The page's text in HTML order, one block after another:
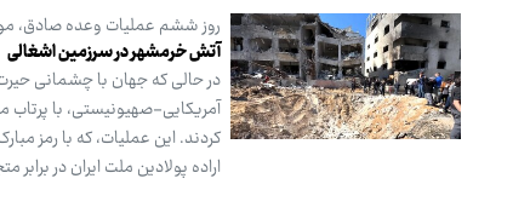
روز ششم عملیات وعده صادق،
آتش خرمشهر در سرزمین اشغالی
در حالی که جهان با چشمانی
کردند. این عملیات، که با رمز
اراده پولادین ملت ایران در